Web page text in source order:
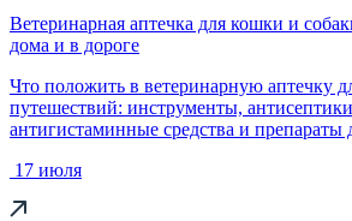
Ветеринарная аптечка для кошки и
дома и в дороге
Что положить в ветеринарную аптечку
путешествий: инструменты,
антигистаминные средства и препараты
17 июля